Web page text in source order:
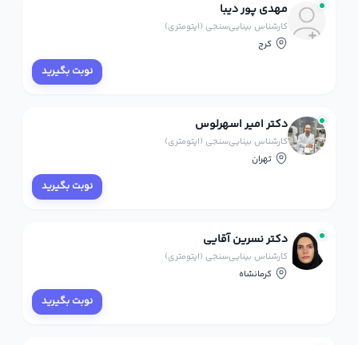
مهدی پور دیبا
کارشناس بینایی‌سنجی (اپتومتری)
کرج
نوبت بگیرید
دکتر امیر اسهرلوس
کارشناس بینایی‌سنجی (اپتومتری)
تهران
نوبت بگیرید
دکتر نسرین آقایی
کارشناس بینایی‌سنجی (اپتومتری)
کرمانشاه
نوبت بگیرید